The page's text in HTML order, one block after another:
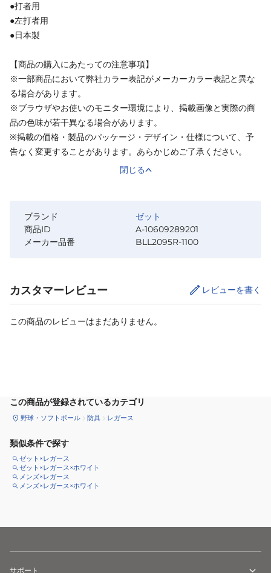
●打者用
●左打者用
●日本製
【商品の購入にあたっての注意事項】
※一部商品において弊社カラー表記がメーカーカラー表記と異な
る場合があります。
※ブラウザやお使いのモニター環境により、掲載画像と実際の商
品の色味が若干異なる場合があります。
※掲載の価格・製品のパッケージ・デザイン・仕様について、予
告なく変更することがあります。あらかじめご了承ください。
閉じる
ブランド
ゼット
商品ID
A-10609289201
メーカー品番
BLL2095R-1100
カスタマーレビュー レビューを書く
この商品のレビューはまだありません。
この商品が登録されているカテゴリ
野球・ソフトボール 防具 レガース
類似条件で探す
ゼット×レガース
ゼット×レガース×ホワイト
メンズ×レガース
メンズ×レガース×ホワイト
サポート